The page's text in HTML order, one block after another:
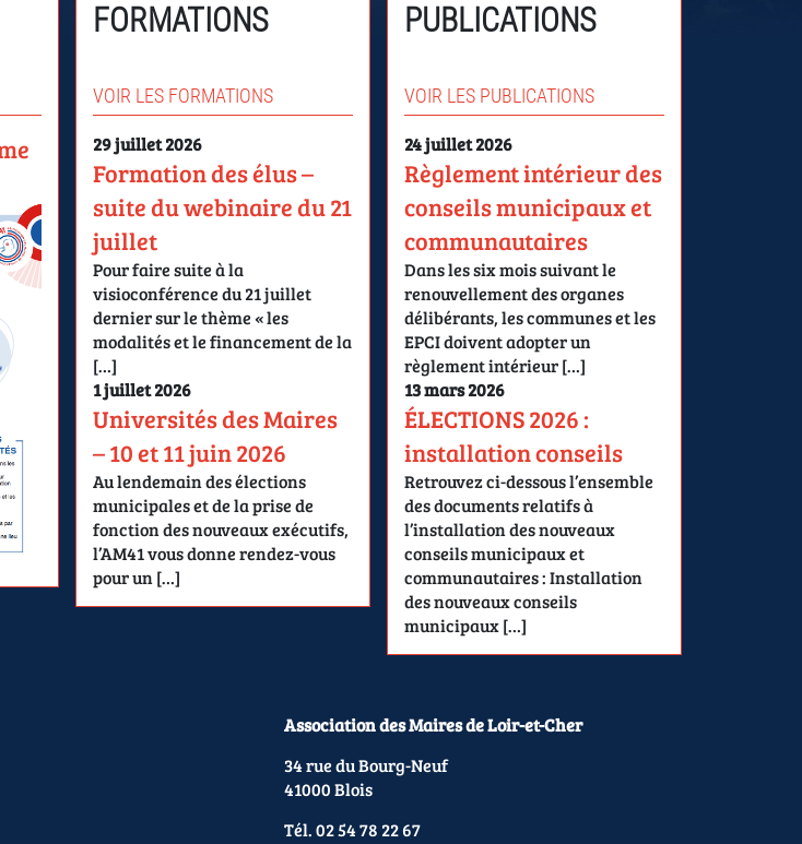
FORMATIONS
VOIR LES FORMATIONS
29 juillet 2026
Formation des élus –
suite du webinaire du 21
juillet
Pour faire suite à la
visioconférence du 21 juillet
dernier sur le thème « les
modalités et le financement de la
[…]
1 juillet 2026
Universités des Maires
– 10 et 11 juin 2026
Au lendemain des élections
municipales et de la prise de
fonction des nouveaux exécutifs,
l’AM41 vous donne rendez-vous
pour un […]
PUBLICATIONS
VOIR LES PUBLICATIONS
24 juillet 2026
Règlement intérieur des
conseils municipaux et
communautaires
Dans les six mois suivant le
renouvellement des organes
délibérants, les communes et les
EPCI doivent adopter un
règlement intérieur […]
13 mars 2026
ÉLECTIONS 2026 :
installation conseils
Retrouvez ci-dessous l’ensemble
des documents relatifs à
l’installation des nouveaux
conseils municipaux et
communautaires : Installation
des nouveaux conseils
municipaux […]
Association des Maires de Loir-et-Cher
34 rue du Bourg-Neuf
41000 Blois
Tél. 02 54 78 22 67